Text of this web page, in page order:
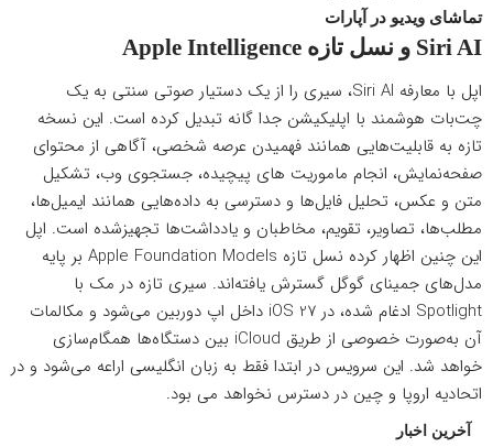
تماشای ویدیو در آپارات
Siri AI و نسل تازه Apple Intelligence
اپل با معارفه Siri AI، سیری را از یک دستیار صوتی سنتی به یک
چت‌بات هوشمند با اپلیکیشن جدا گانه تبدیل کرده است. این نسخه
تازه به قابلیت‌هایی همانند فهمیدن عرصه شخصی، آگاهی از محتوای
صفحه‌نمایش، انجام ماموریت های پیچیده، جستجوی وب، تشکیل
متن و عکس، تحلیل فایل‌ها و دسترسی به داده‌هایی همانند ایمیل‌ها،
مطلب‌ها، تصاویر، تقویم، مخاطبان و یادداشت‌ها تجهیزشده است. اپل
این چنین اظهار کرده نسل تازه Apple Foundation Models بر پایه
مدل‌های جمینای گوگل گسترش یافته‌اند. سیری تازه در مک با
Spotlight ادغام شده، در iOS 27 داخل اپ دوربین می‌شود و مکالمات
آن به‌صورت خصوصی از طریق iCloud بین دستگاه‌ها همگام‌سازی
خواهد شد. این سرویس در ابتدا فقط به زبان انگلیسی اراعه می‌شود و در
اتحادیه اروپا و چین در دسترس نخواهد می بود.
آخرین اخبار